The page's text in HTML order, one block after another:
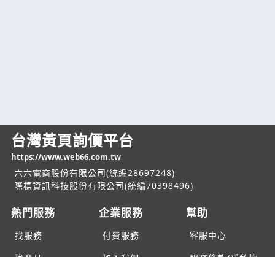
台灣黃頁詢價平台
https://www.web66.com.tw
六六電商股份有限公司(統編28697248)
際標資訊科技股份有限公司(統編70398496)
熱門服務
找服務
企業服務
付費服務
幫助
客服中心